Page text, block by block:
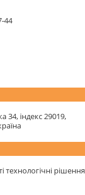
44
34, індекс 29019,
технологічні рішення